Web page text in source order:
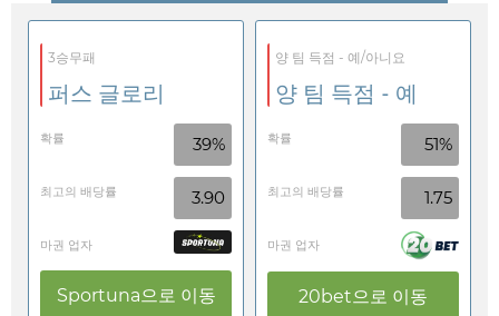
3승무패
퍼스 글로리
확률 39%
최고의 배당률 3.90
마권 업자
Sportuna으로 이동
양 팀 득점 - 예/아니요
양 팀 득점 - 예
확률 51%
최고의 배당률 1.75
마권 업자
20bet으로 이동